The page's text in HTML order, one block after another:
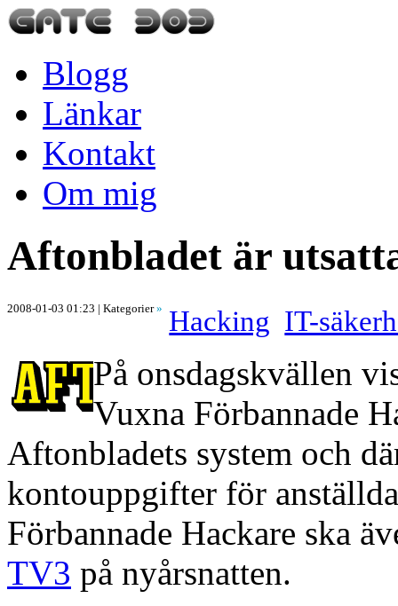
Blogg
Länkar
Kontakt
Om mig
Aftonbladet är
2008-01-03 01:23 | Kategorier» Hacking IT-
På onsdagskvällen
Vuxna Förbannade
Aftonbladets system och
kontouppgifter för
Förbannade Hackare ska
TV3 på nyårsnatten.